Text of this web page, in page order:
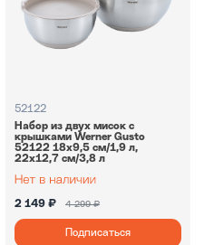
52122
Набор из двух мисок с
крышками Werner Gusto
52122 18х9,5 см/1,9 л,
22х12,7 см/3,8 л
2 149 ₽ 4 299 ₽
Подписаться